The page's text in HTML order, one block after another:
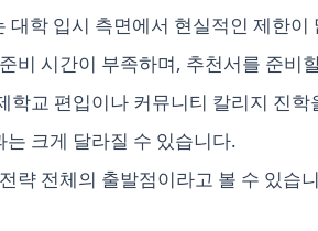
학 입시 측면에서 현실적인 제한이
비 시간이 부족하며, 추천서를 준비
교 편입이나 커뮤니티 칼리지 진
크게 달라질 수 있습니다.
략 전체의 출발점이라고 볼 수 있습